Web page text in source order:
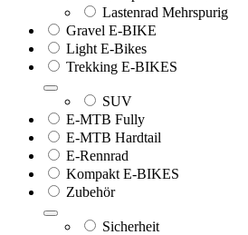
Lastenrad Mehrspurig
Gravel E-BIKE
Light E-Bikes
Trekking E-BIKES
SUV
E-MTB Fully
E-MTB Hardtail
E-Rennrad
Kompakt E-BIKES
Zubehör
Sicherheit